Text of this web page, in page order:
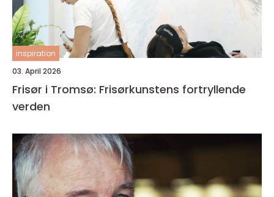
inspiration
03. April 2026
Frisør i Tromsø: Frisørkunstens fortryllende
verden